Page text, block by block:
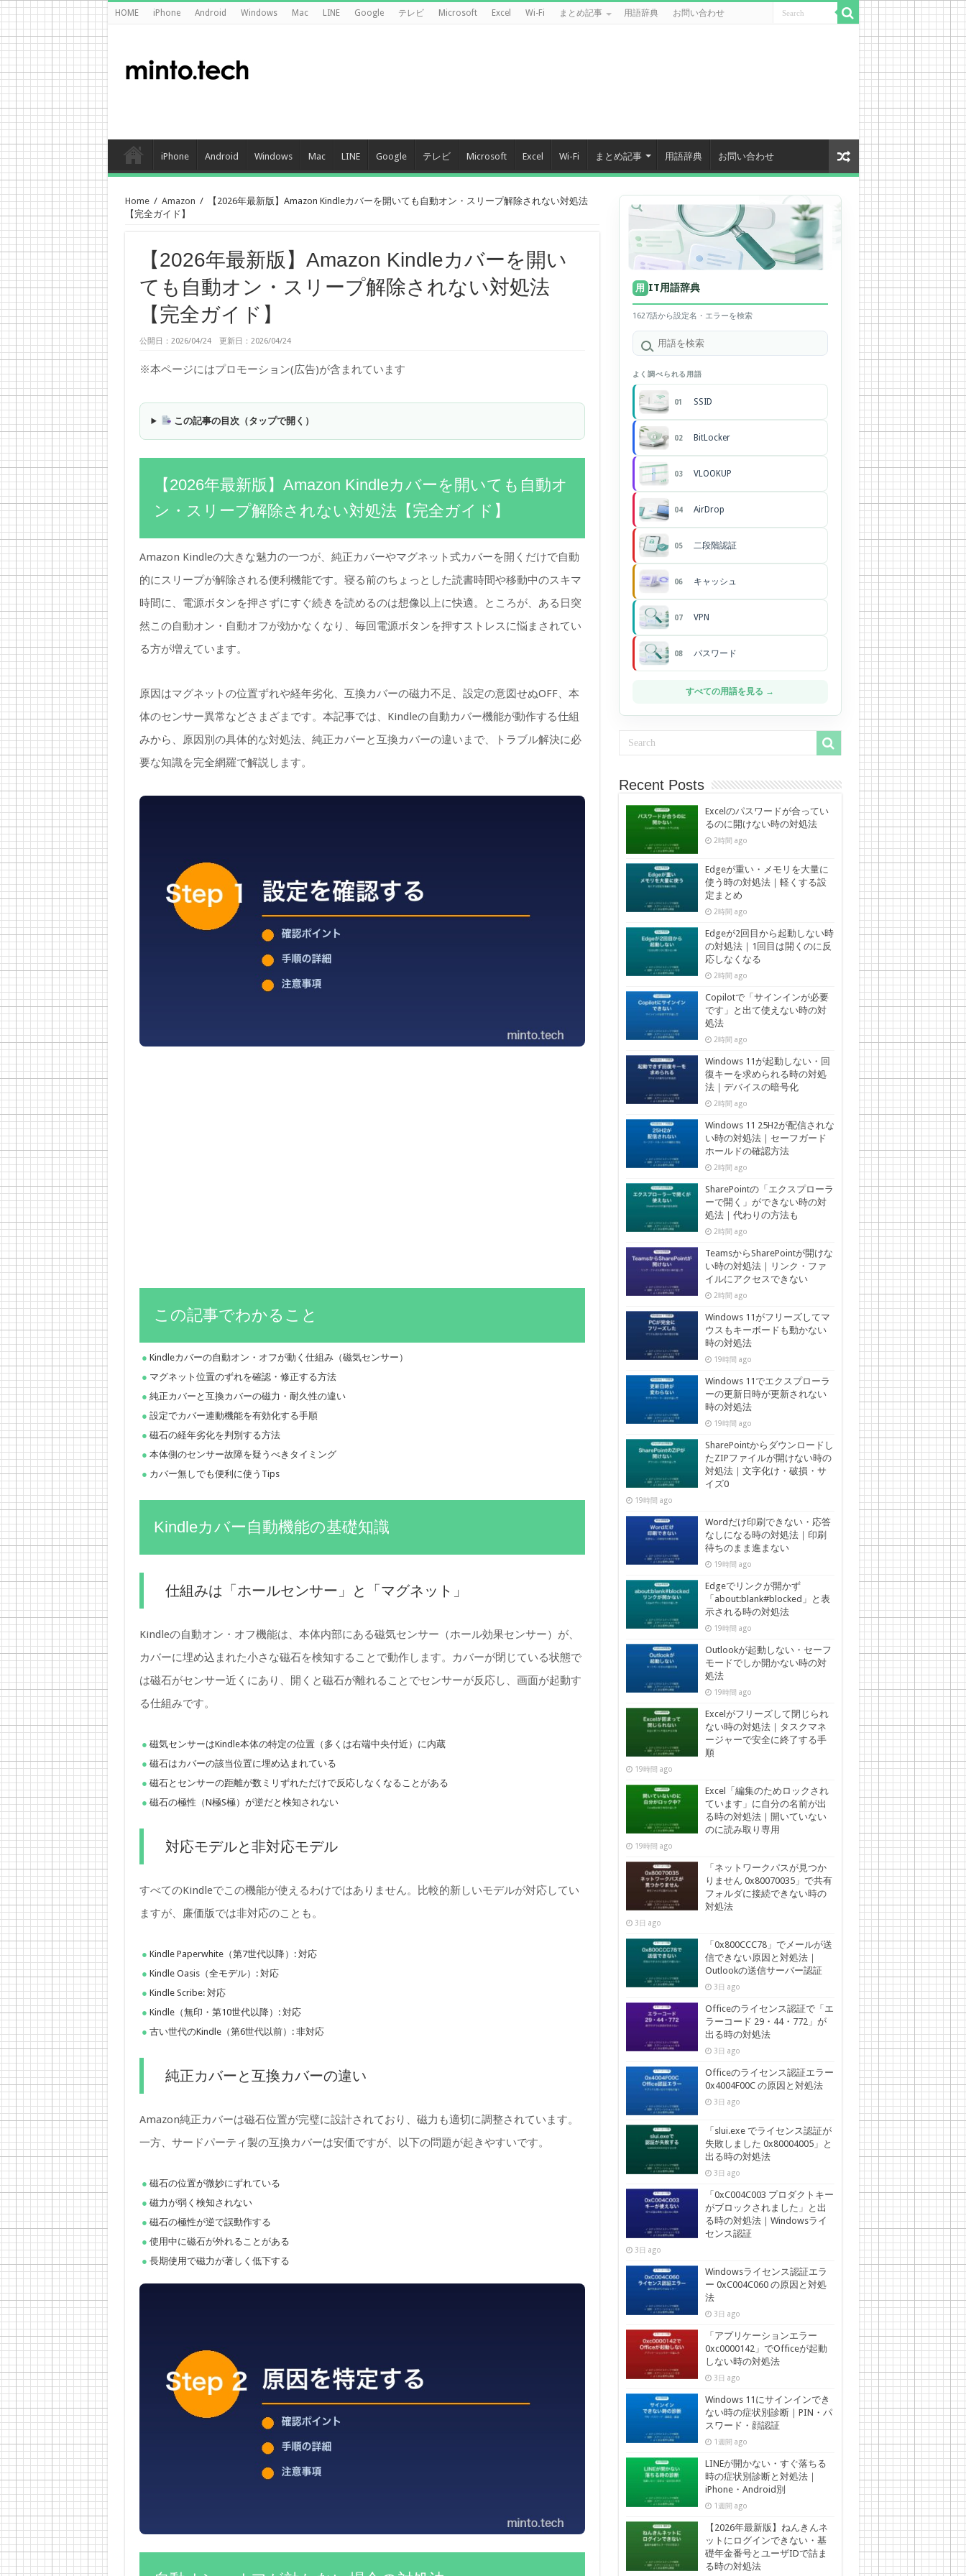
HOME iPhone Android Windows Mac LINE Google テレビ Microsoft Excel Wi-Fi まとめ記事 用語辞典 お問い合わせ
iPhone Android Windows Mac LINE Google テレビ Microsoft Excel Wi-Fi まとめ記事 用語辞典 お問い合わせ
Home / Amazon /
【2026年最新版】Amazon Kindleカバーを開いても自動オン・スリープ解除されない対処法
【完全ガイド】
【2026年最新版】Amazon Kindleカバーを開い
ても自動オン・スリープ解除されない対処法
【完全ガイド】
公開日：2026/04/24 更新日：2026/04/24
※本ページにはプロモーション(広告)が含まれています
この記事の目次（タップで開く）
【2026年最新版】Amazon Kindleカバーを開いても自動オ
ン・スリープ解除されない対処法【完全ガイド】
Amazon Kindleの大きな魅力の一つが、純正カバーやマグネット式カバーを開くだけで自動
的にスリープが解除される便利機能です。寝る前のちょっとした読書時間や移動中のスキマ
時間に、電源ボタンを押さずにすぐ続きを読めるのは想像以上に快適。ところが、ある日突
然この自動オン・自動オフが効かなくなり、毎回電源ボタンを押すストレスに悩まされてい
る方が増えています。
原因はマグネットの位置ずれや経年劣化、互換カバーの磁力不足、設定の意図せぬOFF、本
体のセンサー異常などさまざまです。本記事では、Kindleの自動カバー機能が動作する仕組
みから、原因別の具体的な対処法、純正カバーと互換カバーの違いまで、トラブル解決に必
要な知識を完全網羅で解説します。
この記事でわかること
Kindleカバーの自動オン・オフが動く仕組み（磁気センサー）
マグネット位置のずれを確認・修正する方法
純正カバーと互換カバーの磁力・耐久性の違い
設定でカバー連動機能を有効化する手順
磁石の経年劣化を判別する方法
本体側のセンサー故障を疑うべきタイミング
カバー無しでも便利に使うTips
Kindleカバー自動機能の基礎知識
仕組みは「ホールセンサー」と「マグネット」
Kindleの自動オン・オフ機能は、本体内部にある磁気センサー（ホール効果センサー）が、
カバーに埋め込まれた小さな磁石を検知することで動作します。カバーが閉じている状態で
は磁石がセンサー近くにあり、開くと磁石が離れることでセンサーが反応し、画面が起動す
る仕組みです。
磁気センサーはKindle本体の特定の位置（多くは右端中央付近）に内蔵
磁石はカバーの該当位置に埋め込まれている
磁石とセンサーの距離が数ミリずれただけで反応しなくなることがある
磁石の極性（N極S極）が逆だと検知されない
対応モデルと非対応モデル
すべてのKindleでこの機能が使えるわけではありません。比較的新しいモデルが対応してい
ますが、廉価版では非対応のことも。
Kindle Paperwhite（第7世代以降）: 対応
Kindle Oasis（全モデル）: 対応
Kindle Scribe: 対応
Kindle（無印・第10世代以降）: 対応
古い世代のKindle（第6世代以前）: 非対応
純正カバーと互換カバーの違い
Amazon純正カバーは磁石位置が完璧に設計されており、磁力も適切に調整されています。
一方、サードパーティ製の互換カバーは安価ですが、以下の問題が起きやすいです。
磁石の位置が微妙にずれている
磁力が弱く検知されない
磁石の極性が逆で誤動作する
使用中に磁石が外れることがある
長期使用で磁力が著しく低下する
用 IT用語辞典
1627語から設定名・エラーを検索
よく調べられる用語
01 SSID
02 BitLocker
03 VLOOKUP
04 AirDrop
05 二段階認証
06 キャッシュ
07 VPN
08 パスワード
すべての用語を見る →
Recent Posts
Excelのパスワードが合ってい
るのに開けない時の対処法
2時間 ago
Edgeが重い・メモリを大量に
使う時の対処法｜軽くする設
定まとめ
2時間 ago
Edgeが2回目から起動しない時
の対処法｜1回目は開くのに反
応しなくなる
2時間 ago
Copilotで「サインインが必要
です」と出て使えない時の対
処法
2時間 ago
Windows 11が起動しない・回
復キーを求められる時の対処
法｜デバイスの暗号化
2時間 ago
Windows 11 25H2が配信されな
い時の対処法｜セーフガード
ホールドの確認方法
2時間 ago
SharePointの「エクスプローラ
ーで開く」ができない時の対
処法｜代わりの方法も
2時間 ago
TeamsからSharePointが開けな
い時の対処法｜リンク・ファ
イルにアクセスできない
2時間 ago
Windows 11がフリーズしてマ
ウスもキーボードも動かない
時の対処法
19時間 ago
Windows 11でエクスプローラ
ーの更新日時が更新されない
時の対処法
19時間 ago
SharePointからダウンロードし
たZIPファイルが開けない時の
対処法｜文字化け・破損・サ
イズ0
19時間 ago
Wordだけ印刷できない・応答
なしになる時の対処法｜印刷
待ちのまま進まない
19時間 ago
Edgeでリンクが開かず
「about:blank#blocked」と表
示される時の対処法
19時間 ago
Outlookが起動しない・セーフ
モードでしか開かない時の対
処法
19時間 ago
Excelがフリーズして閉じられ
ない時の対処法｜タスクマネ
ージャーで安全に終了する手
順
19時間 ago
Excel「編集のためロックされ
ています」に自分の名前が出
る時の対処法｜開いていない
のに読み取り専用
19時間 ago
「ネットワークパスが見つか
りません 0x80070035」で共有
フォルダに接続できない時の
対処法
3日 ago
「0x800CCC78」でメールが送
信できない原因と対処法｜
Outlookの送信サーバー認証
3日 ago
Officeのライセンス認証で「エ
ラーコード 29・44・772」が
出る時の対処法
3日 ago
Officeのライセンス認証エラー
0x4004F00C の原因と対処法
3日 ago
「slui.exe でライセンス認証が
失敗しました 0x80004005」と
出る時の対処法
3日 ago
「0xC004C003 プロダクトキー
がブロックされました」と出
る時の対処法｜Windowsライ
センス認証
3日 ago
Windowsライセンス認証エラ
ー 0xC004C060 の原因と対処
法
3日 ago
「アプリケーションエラー
0xc0000142」でOfficeが起動
しない時の対処法
3日 ago
Windows 11にサインインでき
ない時の症状別診断｜PIN・パ
スワード・顔認証
1週間 ago
LINEが開かない・すぐ落ちる
時の症状別診断と対処法｜
iPhone・Android別
1週間 ago
【2026年最新版】ねんきんネ
ットにログインできない・基
礎年金番号とユーザIDで詰ま
る時の対処法